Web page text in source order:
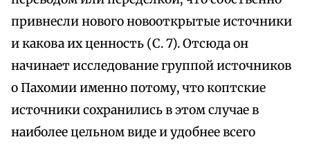
привнесли нового новооткрытые источники
и какова их ценность (С. 7). Отсюда он
начинает исследование группой источников
о Пахомии именно потому, что коптские
источники сохранились в этом случае в
наиболее цельном виде и удобнее всего